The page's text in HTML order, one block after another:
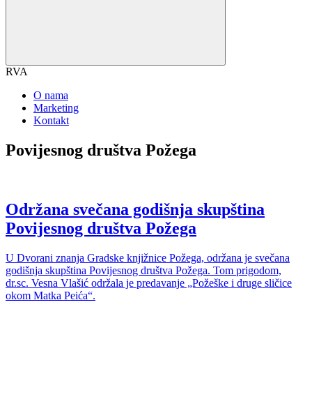
RVA
O nama
Marketing
Kontakt
Povijesnog društva Požega
Održana svečana godišnja skupština
Povijesnog društva Požega
U Dvorani znanja Gradske knjižnice Požega, održana je svečana
godišnja skupština Povijesnog društva Požega. Tom prigodom,
dr.sc. Vesna Vlašić održala je predavanje „Požeške i druge sličice
okom Matka Peića“.